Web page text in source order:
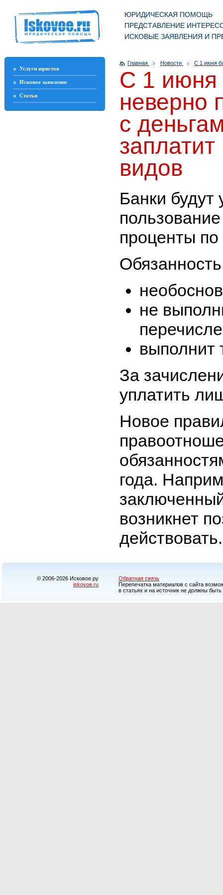
ЮРИДИЧЕСКАЯ ПОМОЩЬ
ПРЕДСТАВЛЕНИЕ
ИСКОВЫЕ ЗАЯВЛЕНИЯ И
Услуги юристов
Исковое заявление
Статьи
Главная Новости С 1 июня
С 1 июня
неверно
с
видов
Банки будут
проценты
не
выполнит
За
уплатить
Новое
года.
возникнет
действовать.
© 2006-2026 Исковое.ру
iskovoe.ru
Обратная связь
Перепечатка материалов с сайта
в статьях и на источник не должны